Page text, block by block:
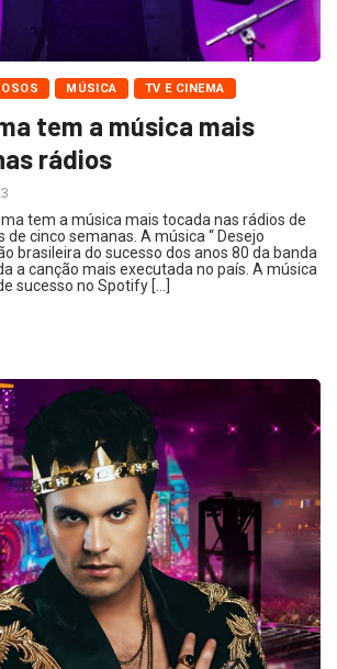
MÚSICA TV E CINEMA
tem a música mais
rádios
tem a música mais tocada nas rádios de
de cinco semanas. A música “ Desejo
brasileira do sucesso dos anos 80 da banda
a canção mais executada no país. A música
sucesso no Spotify […]